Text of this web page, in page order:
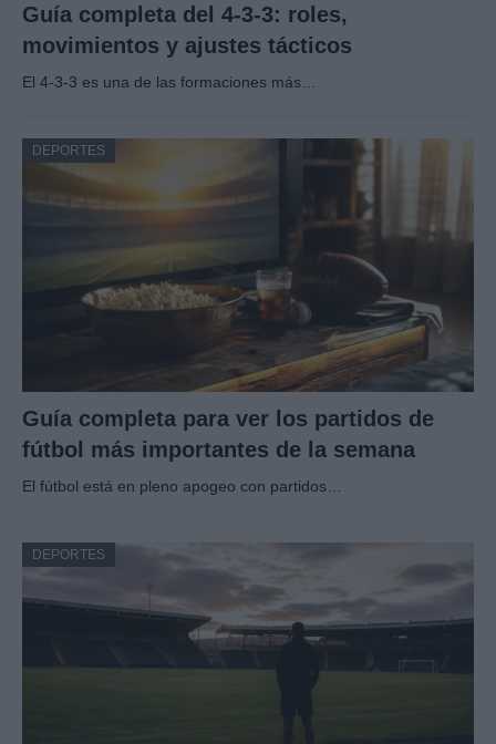
Guía completa del 4-3-3: roles,
movimientos y ajustes tácticos
El 4-3-3 es una de las formaciones más…
DEPORTES
Guía completa para ver los partidos de
fútbol más importantes de la semana
El fútbol está en pleno apogeo con partidos…
DEPORTES